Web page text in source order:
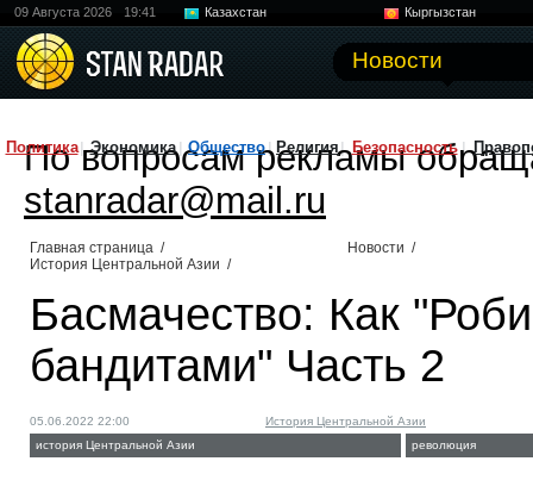
09 Августа 2026 19:41 Казахстан
Кыргызстан
Новости
Политика Экономика Общество Религия Безопасность
По вопросам рекламы
stanradar@mail.ru
Главная страница / Новости /
История Центральной Азии /
Басмачество: Как
бандитами" Часть 2
05.06.2022 22:00
История Центральной Азии
история Центральной Азии
революция